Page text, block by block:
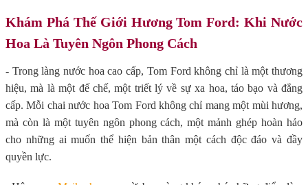
Khám Phá Thế Giới Hương Tom Ford: Khi Nước
Hoa Là Tuyên Ngôn Phong Cách
- Trong làng nước hoa cao cấp, Tom Ford không chỉ là một thương
hiệu, mà là một đế chế, một triết lý về sự xa hoa, táo bạo và đẳng
cấp. Mỗi chai nước hoa Tom Ford không chỉ mang một mùi hương,
mà còn là một tuyên ngôn phong cách, một mảnh ghép hoàn hảo
cho những ai muốn thể hiện bản thân một cách độc đáo và đầy
quyền lực.